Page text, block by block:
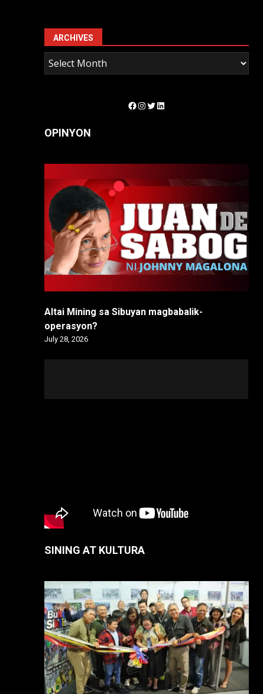
ARCHIVES
Facebook
Instagram
Twitter
LinkedIn
OPINYON
Altai Mining sa Sibuyan magbabalik-
operasyon?
July 28, 2026
SINING AT KULTURA